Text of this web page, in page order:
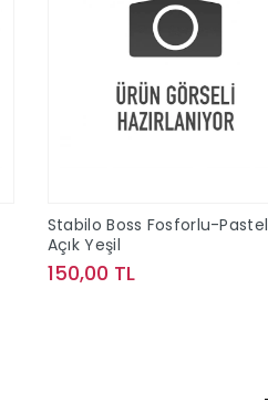
Stabilo Boss Fosforlu-Pastel
Açık Yeşil
150,00 TL